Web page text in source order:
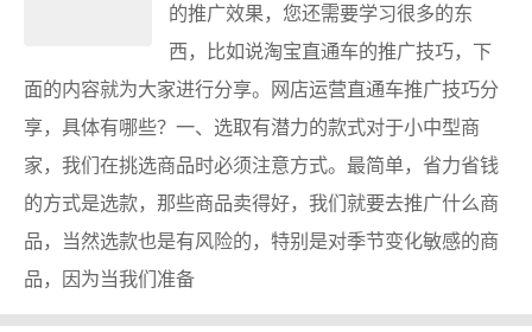
的推广效果，您还需要学习很多的东
西，比如说淘宝直通车的推广技巧，下
面的内容就为大家进行分享。网店运营直通车推广技巧分
享，具体有哪些？一、选取有潜力的款式对于小中型商
家，我们在挑选商品时必须注意方式。最简单，省力省钱
的方式是选款，那些商品卖得好，我们就要去推广什么商
品，当然选款也是有风险的，特别是对季节变化敏感的商
品，因为当我们准备